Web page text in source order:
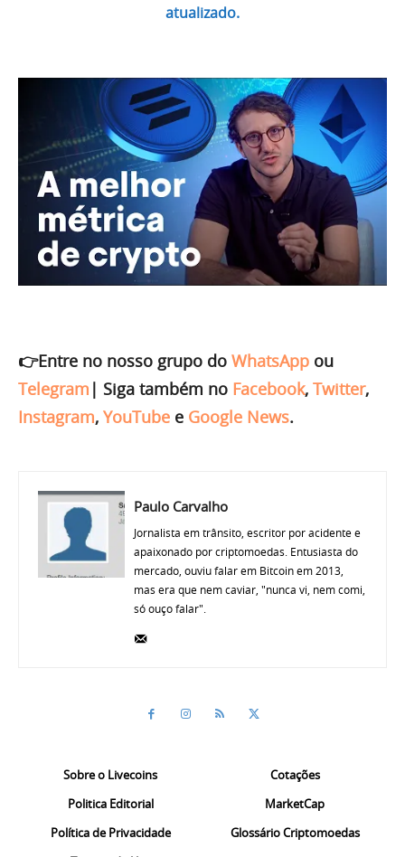
atualizado.
👉Entre no nosso grupo do WhatsApp ou
Telegram | Siga também no Facebook, Twitter,
Instagram, YouTube e Google News.
Paulo Carvalho
Jornalista em trânsito, escritor por acidente e
apaixonado por criptomoedas. Entusiasta do
mercado, ouviu falar em Bitcoin em 2013,
mas era que nem caviar, "nunca vi, nem comi,
só ouço falar".
Sobre o Livecoins
Politica Editorial
Política de Privacidade
Cotações
MarketCap
Glossário Criptomoedas